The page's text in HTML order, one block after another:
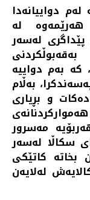
دواییانەدا
هەرێمەوە لە
پێداگری لەسەر
کە بەم دواییە
بەڵام
و بڕیاری
مەسرور
سکاڵا لەسەر
بخاتە کاتێکی
لەلایەن